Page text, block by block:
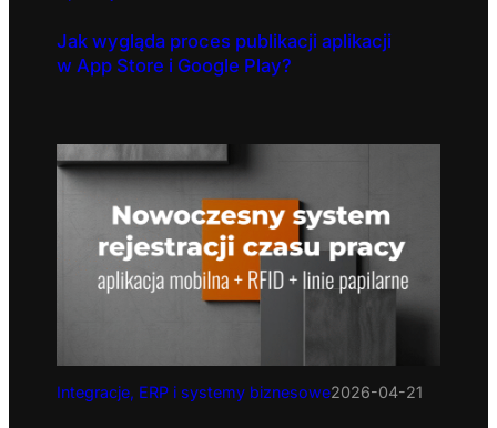
Jak wygląda proces publikacji aplikacji
w App Store i Google Play?
Integracje, ERP i systemy biznesowe2026-04-21